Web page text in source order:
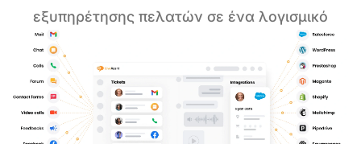
εξυπηρέτησης πελατών σε ένα λογισμικό